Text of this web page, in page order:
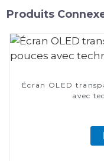
Produits
Écran OLED
avec